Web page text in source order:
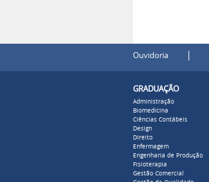
Ouvidoria |
GRADUAÇÃO
Administração
Biomedicina
Ciências Contábeis
Design
Direito
Enfermagem
Engenharia de Produção
Fisioterapia
Gestão Comercial